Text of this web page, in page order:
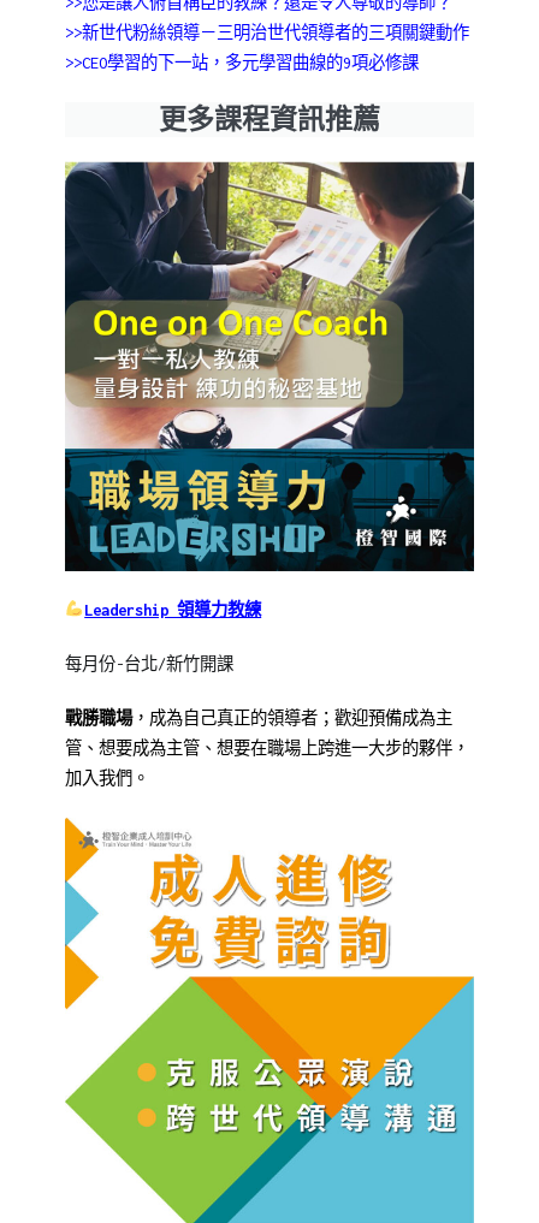
>>新世代粉絲領導－三明治世代領導者的三項關鍵動作
>>CEO學習的下一站，多元學習曲線的9項必修課
更多課程資訊推薦
Leadership 領導力教練
每月份-台北/新竹開課
戰勝職場，成為自己真正的領導者；歡迎預備成為主
管、想要成為主管、想要在職場上跨進一大步的夥伴，
加入我們。